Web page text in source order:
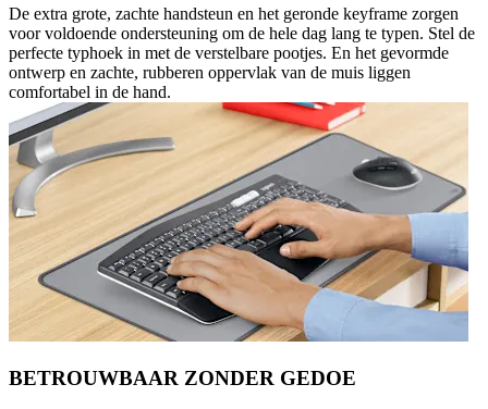
De extra grote, zachte handsteun en het geronde keyframe zorgen
voor voldoende ondersteuning om de hele dag lang te typen. Stel de
perfecte typhoek in met de verstelbare pootjes. En het gevormde
ontwerp en zachte, rubberen oppervlak van de muis liggen
comfortabel in de hand.
BETROUWBAAR ZONDER GEDOE